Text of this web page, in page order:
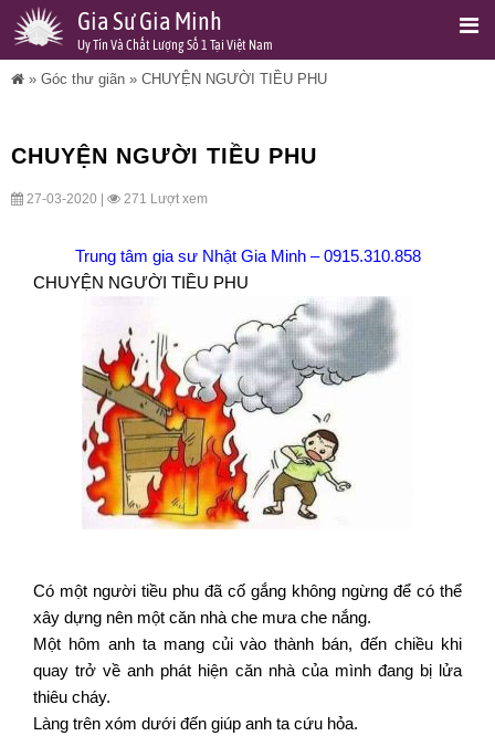
Gia Sư Gia Minh
Uy Tín Và Chất Lượng Số 1 Tại Việt Nam
» Góc thư giãn » CHUYỆN NGƯỜI TIỀU PHU
CHUYỆN NGƯỜI TIỀU PHU
27-03-2020 | 271 Lượt xem
Trung tâm gia sư Nhật Gia Minh–0915.310.858
CHUYỆN NGƯỜI TIỀU PHU
Có một người tiều phu đã cố gắng không ngừng để có thể
xây dựng nên một căn nhà che mưa che nắng.
Một hôm anh ta mang củi vào thành bán, đến chiều khi
quay trở về anh phát hiện căn nhà của mình đang bị lửa
thiêu cháy.
Làng trên xóm dưới đến giúp anh ta cứu hỏa.